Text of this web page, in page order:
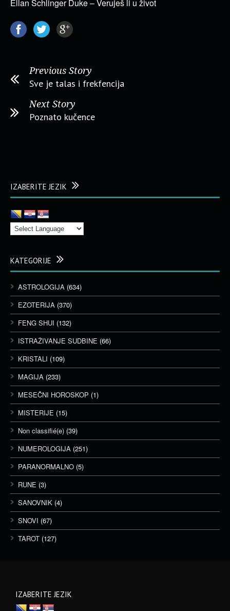
Ellan Schlinger Duke – Veruješ li u život
Previous Story
Sve je talas i frekfencija
Next Story
Poznato kučence
IZABERITE JEZIK
KATEGORIJE
ASTROLOGIJA (634)
EZOTERIJA (370)
FENG SHUI (132)
ISTRAŽIVANJE SUDBINE (66)
KRISTALI (109)
MAGIJA (233)
MESEČNI HOROSKOP (1)
MISTERIJE (15)
Non classifié(e) (39)
NUMEROLOGIJA (251)
PARANORMALNO (5)
RUNE (3)
SANOVNIK (4)
SNOVI (67)
TAROT (127)
IZABERITE JEZIK